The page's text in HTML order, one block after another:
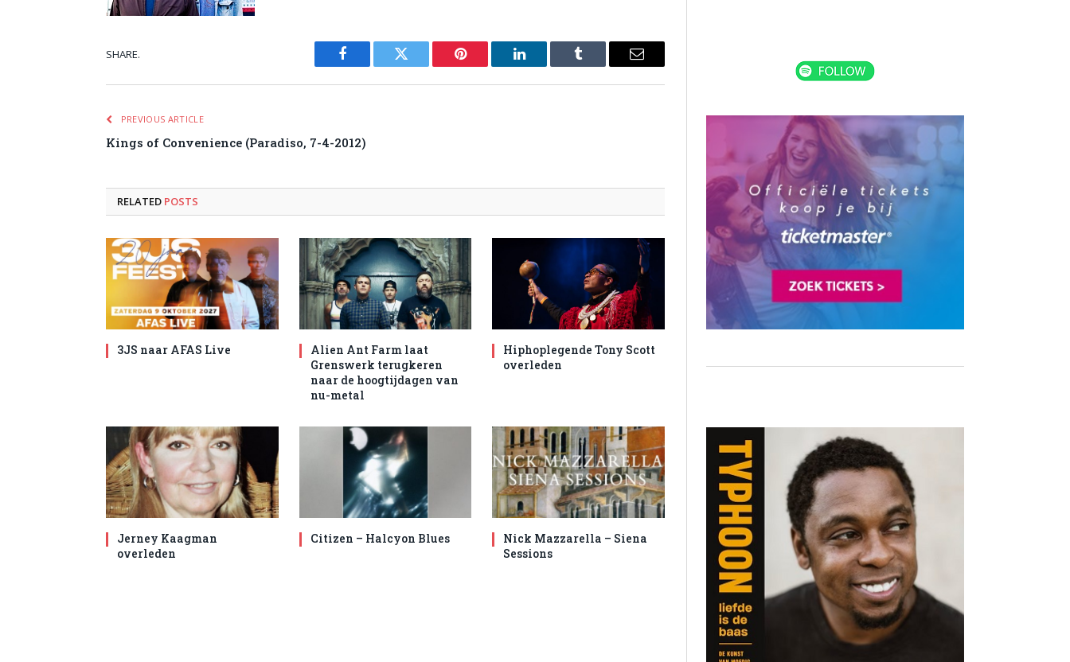
SHARE.
Facebook Twitter Pinterest LinkedIn Tumblr Email
PREVIOUS ARTICLE
Kings of Convenience (Paradiso, 7-4-2012)
RELATED POSTS
3JS naar AFAS Live
Alien Ant Farm laat
Grenswerk terugkeren
naar de hoogtijdagen van
nu-metal
Hiphoplegende Tony Scott
overleden
Jerney Kaagman
overleden
Citizen – Halcyon Blues
Nick Mazzarella – Siena
Sessions